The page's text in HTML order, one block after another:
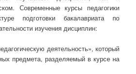
Современные курсы педагогики
подготовки бакалавриата по
изучения дисциплин:
деятельность», который
предмета, разделяемый в курсе на